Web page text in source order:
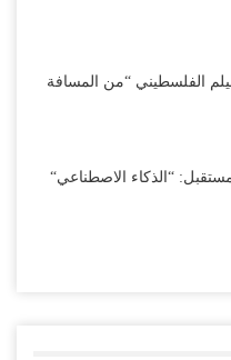
الفلسطيني “من المسافة
“الذكاء الاصطناعي“